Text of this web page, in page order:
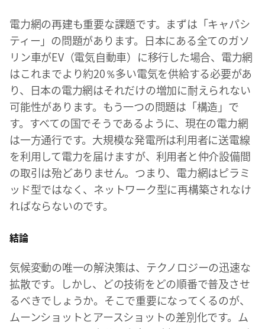
電力網の再建も重要な課題です。まずは「キャパシ
ティー」の問題があります。日本にある全てのガソ
リン車がEV（電気自動車）に移行した場合、電力網
はこれまでより約20％多い電気を供給する必要があ
り、日本の電力網はそれだけの増加に耐えられない
可能性があります。もう一つの問題は「構造」で
す。すべての国でそうであるように、現在の電力網
は一方通行です。大規模な発電所は利用者に送電線
を利用して電力を届けますが、利用者と仲介設備間
の取引は殆どありません。つまり、電力網はピラミ
ッド型ではなく、ネットワーク型に再構築されなけ
ればならないのです。
結論
気候変動の唯一の解決策は、テクノロジーの迅速な
拡散です。しかし、どの技術をどの順番で普及させ
るべきでしょうか。そこで重要になってくるのが、
ムーンショットとアースショットの差別化です。ム